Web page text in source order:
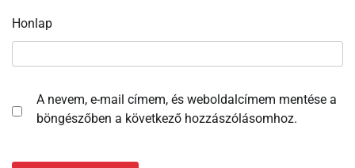
Honlap
A nevem, e-mail címem, és weboldalcímem mentése a
böngészőben a következő hozzászólásomhoz.